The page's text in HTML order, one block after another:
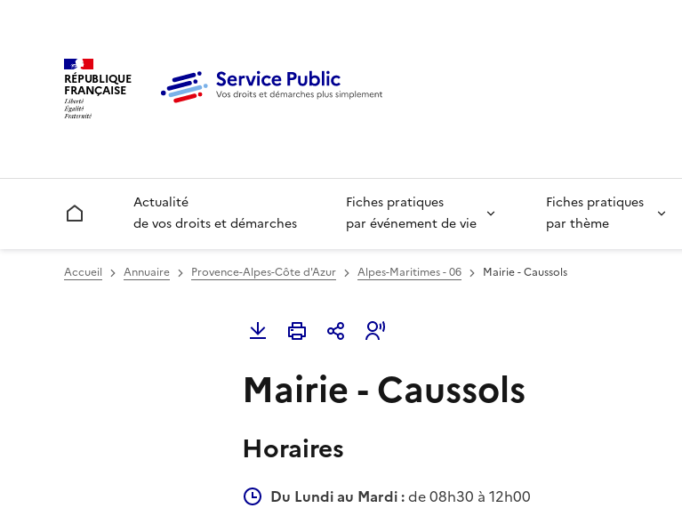
RÉPUBLIQUE
FRANÇAISE
Accueil
Actualité
de vos droits et démarches
Fiches pratiques
par événement de vie
Fiches pratiques
par thème
Accueil Annuaire Provence-Alpes-Côte d'Azur Alpes-Maritimes - 06 Mairie - Caussols
Mairie - Caussols
Horaires
Du Lundi au Mardi :de 08h30 à 12h00